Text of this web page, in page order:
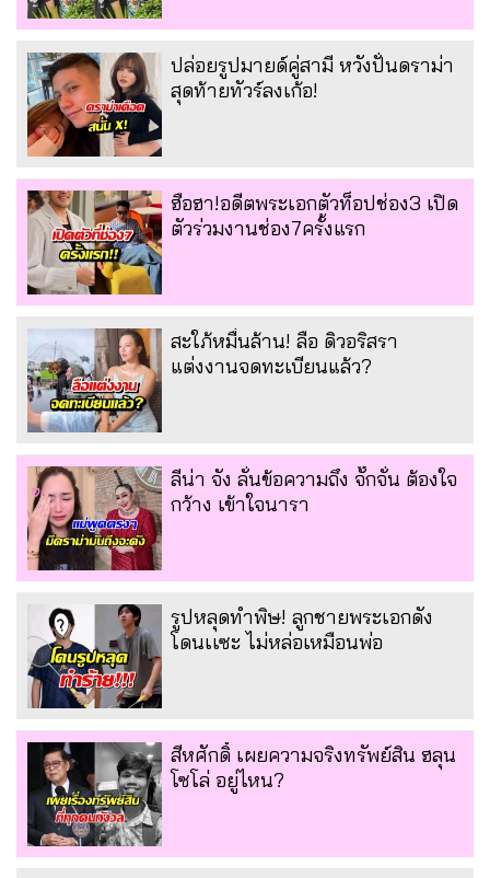
ปล่อยรูปมายด์คู่สามี หวังปั่นดราม่า
สุดท้ายทัวร์ลงเก้อ!
ฮือฮา!อดีตพระเอกตัวท็อปช่อง3 เปิด
ตัวร่วมงานช่อง7ครั้งแรก
สะใภ้หมื่นล้าน! ลือ ดิวอริสรา
แต่งงานจดทะเบียนแล้ว?
ลีน่า จัง ลั่นข้อความถึง จั๊กจั่น ต้องใจ
กว้าง เข้าใจนารา
รูปหลุดทำพิษ! ลูกชายพระเอกดัง
โดนเเซะ ไม่หล่อเหมือนพ่อ
สีหศักดิ์ เผยความจริงทรัพย์สิน ฮลุน
โซโล่ อยู่ไหน?